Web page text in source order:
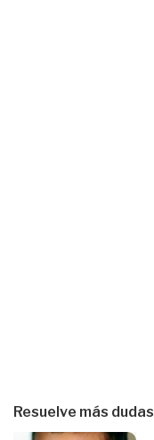
Resuelve más dudas